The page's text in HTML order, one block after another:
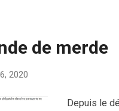
de merde
2020
Depuis le